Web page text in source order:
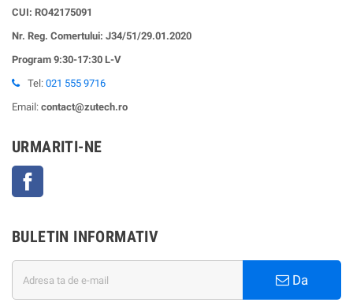
CUI: RO42175091
Nr. Reg. Comertului: J34/51/29.01.2020
Program 9:30-17:30 L-V
Tel: 021 555 9716
Email: contact@zutech.ro
URMARITI-NE
BULETIN INFORMATIV
Da